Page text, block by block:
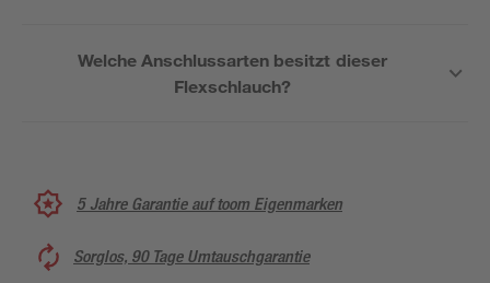
Welche Anschlussarten besitzt dieser
Flexschlauch?
5 Jahre Garantie auf toom Eigenmarken
Sorglos, 90 Tage Umtauschgarantie